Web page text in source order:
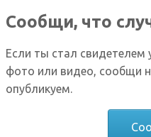
Сообщи, что
Если ты стал свидетелем
фото или видео, сообщи
опубликуем.